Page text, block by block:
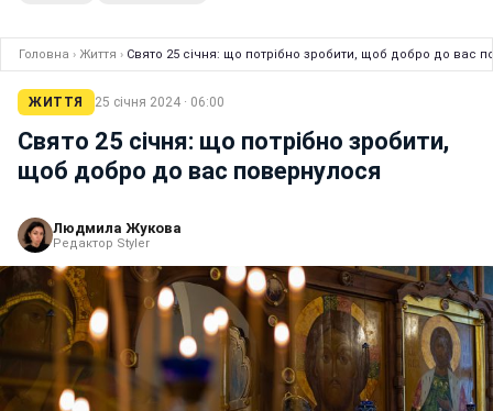
Головна › Життя › Свято 25 січня: що потрібно зробити, щоб добро до вас
ЖИТТЯ 25 січня 2024 · 06:00
Свято 25 січня: що потрібно зробити,
щоб добро до вас повернулося
Людмила Жукова
Редактор Styler